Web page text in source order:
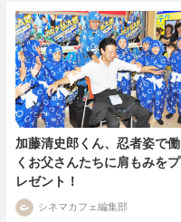
加藤清史郎くん、忍者姿で働
くお父さんたちに肩もみをプ
レゼント！
シネマカフェ編集部